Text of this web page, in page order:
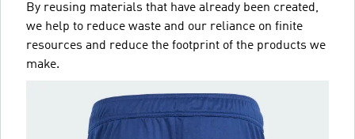
By reusing materials that have already been created,
we help to reduce waste and our reliance on finite
resources and reduce the footprint of the products we
make.